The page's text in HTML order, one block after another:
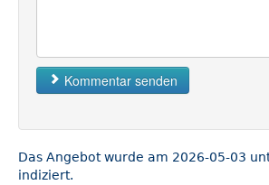
Kommentar senden
Das Angebot wurde am 2026-05-03
indiziert.